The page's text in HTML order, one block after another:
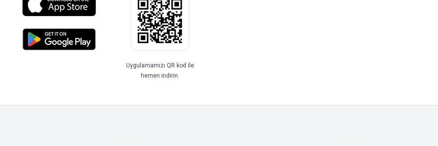
Uygulamamızı QR kod ile
hemen indirin.